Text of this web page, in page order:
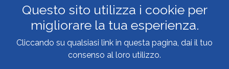
Questo sito utilizza i cookie per
migliorare la tua esperienza.
Cliccando su qualsiasi link in questa pagina, dai il tuo
consenso al loro utilizzo.